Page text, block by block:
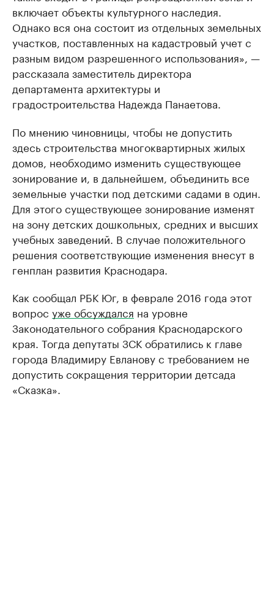
включает объекты культурного наследия.
Однако вся она состоит из отдельных земельных
участков, поставленных на кадастровый учет с
разным видом разрешенного использования», —
рассказала заместитель директора
департамента архитектуры и
градостроительства Надежда Панаетова.
По мнению чиновницы, чтобы не допустить
здесь строительства многоквартирных жилых
домов, необходимо изменить существующее
зонирование и, в дальнейшем, объединить все
земельные участки под детскими садами в один.
Для этого существующее зонирование изменят
на зону детских дошкольных, средних и высших
учебных заведений. В случае положительного
решения соответствующие изменения внесут в
генплан развития Краснодара.
Как сообщал РБК Юг, в феврале 2016 года этот
вопрос уже обсуждался на уровне
Законодательного собрания Краснодарского
края. Тогда депутаты ЗСК обратились к главе
города Владимиру Евланову с требованием не
допустить сокращения территории детсада
«Сказка».